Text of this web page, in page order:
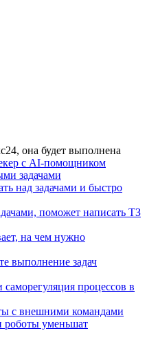
она будет выполнена
с AI-помощником
задачами
над задачами и быстро
поможет написать ТЗ
на чем нужно
выполнение задач
процессов в
с внешними командами
уменьшат